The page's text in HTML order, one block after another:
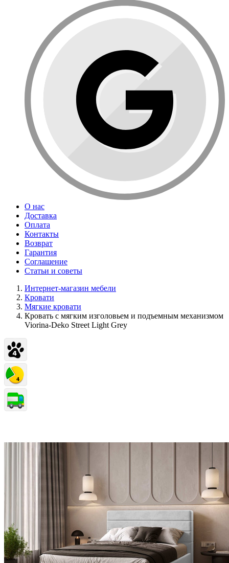
О нас
Доставка
Оплата
Контакты
Возврат
Гарантия
Соглашение
Статьи и советы
Интернет-магазин мебели
Кровати
Мягкие кровати
Кровать с мягким изголовьем и подъемным механизмом
Viorina-Deko Street Light Grey